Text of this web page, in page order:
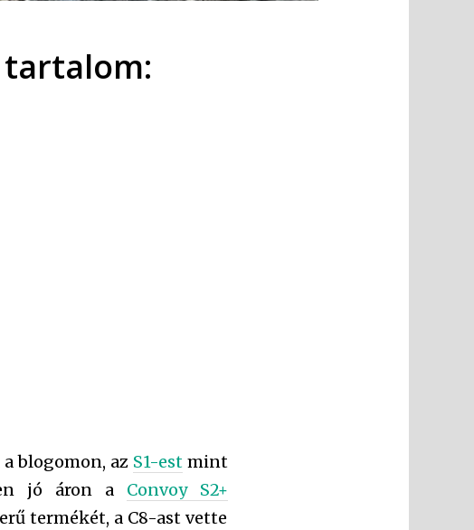
tartalom:
blogomon, az S1-est mint
jó áron a Convoy S2+
termékét, a C8-ast vette